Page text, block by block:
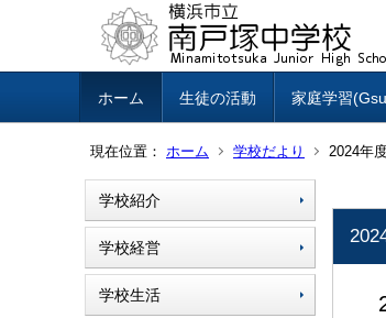
ホーム 生徒の活動 家庭学習
現在位置： ホーム 学校だより 2024年
学校紹介
学校経営
学校生活